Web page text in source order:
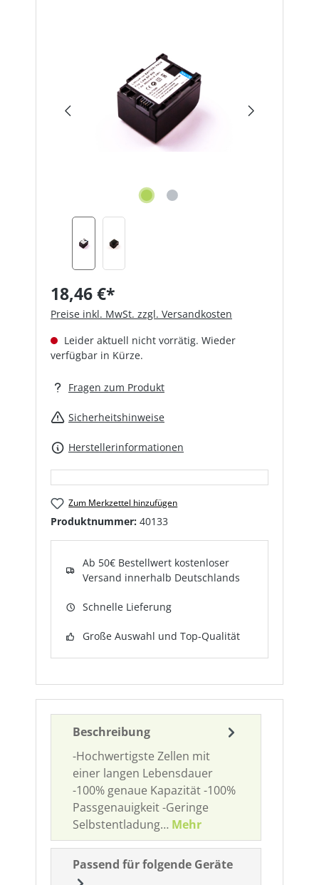
18,46 €*
Preise inkl. MwSt. zzgl. Versandkosten
Leider aktuell nicht vorrätig. Wieder
verfügbar in Kürze.
Fragen zum Produkt
Sicherheitshinweise
Herstellerinformationen
Zum Merkzettel hinzufügen
Produktnummer: 40133
Ab 50€ Bestellwert kostenloser
Versand innerhalb Deutschlands
Schnelle Lieferung
Große Auswahl und Top-Qualität
Beschreibung
-Hochwertigste Zellen mit
einer langen Lebensdauer
-100% genaue Kapazität -100%
Passgenauigkeit -Geringe
Selbstentladung… Mehr
Passend für folgende Geräte